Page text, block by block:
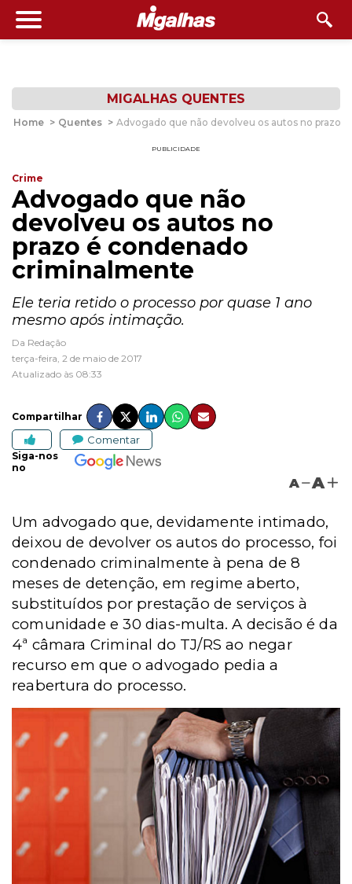
MIGALHAS QUENTES
Home > Quentes > Advogado que não devolveu os autos no prazo
PUBLICIDADE
Crime
Advogado que não
devolveu os autos no
prazo é condenado
criminalmente
Ele teria retido o processo por quase 1 ano
mesmo após intimação.
Da Redação
terça-feira, 2 de maio de 2017
Atualizado às 08:33
Compartilhar
Comentar
Siga-nos
no
A A
Um advogado que, devidamente intimado,
deixou de devolver os autos do processo, foi
condenado criminalmente à pena de 8
meses de detenção, em regime aberto,
substituídos por prestação de serviços à
comunidade e 30 dias-multa. A decisão é da
4ª câmara Criminal do TJ/RS ao negar
recurso em que o advogado pedia a
reabertura do processo.